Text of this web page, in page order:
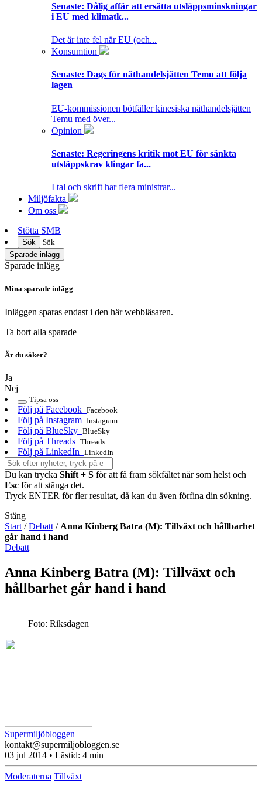
Senaste: Dålig affär att ersätta utsläppsminskningar
i EU med klimatk...
Det är inte fel när EU (och...
Konsumtion
Senaste: Dags för näthandelsjätten Temu att följa
lagen
EU-kommissionen bötfäller kinesiska näthandelsjätten
Temu med över...
Opinion
Senaste: Regeringens kritik mot EU för sänkta
utsläppskrav klingar fa...
I tal och skrift har flera ministrar...
Miljöfakta
Om oss
Stötta SMB
Sök
Sök
Sparade inlägg
Sparade inlägg
Mina sparade inlägg
Inläggen sparas endast i den här webbläsaren.
Ta bort alla sparade
Är du säker?
Ja
Nej
Tipsa oss
Följ på Facebook Facebook
Följ på Instagram Instagram
Följ på BlueSky BlueSky
Följ på Threads Threads
Följ på LinkedIn LinkedIn
Du kan trycka Shift + S för att få fram sökfältet när som helst och
Esc för att stänga det.
Tryck ENTER för fler resultat, då kan du även förfina din sökning.
Stäng
Start /Debatt / Anna Kinberg Batra (M): Tillväxt och hållbarhet
går hand i hand
Debatt
Anna Kinberg Batra (M): Tillväxt och
hållbarhet går hand i hand
Foto: Riksdagen
Supermiljöbloggen
kontakt@supermiljobloggen.se
03 jul 2014 • Lästid: 4 min
Moderaterna Tillväxt